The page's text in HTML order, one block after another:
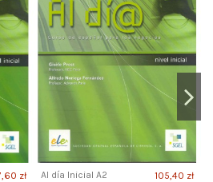
zł
Al día Inicial A2
105,40 zł